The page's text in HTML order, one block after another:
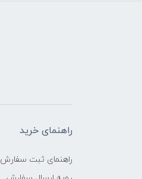
راهنمای خرید
راهنمای ثبت سفارش